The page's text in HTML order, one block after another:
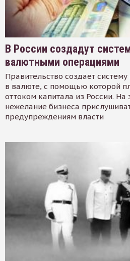
В России создадут
валютными операциями
Правительство создает
в валюте, с помощью которой
оттоком капитала из России. На
нежелание бизнеса
предупреждениям власти